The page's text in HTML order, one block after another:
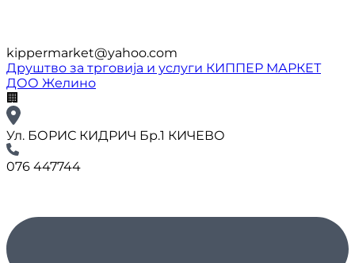
kippermarket@yahoo.com
Друштво за трговија и услуги КИППЕР МАРКЕТ
ДОО Желино
🏢
Ул. БОРИС КИДРИЧ Бр.1 КИЧЕВО
076 447744